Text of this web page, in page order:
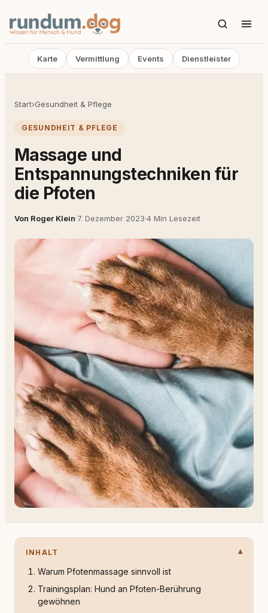
Karte Vermittlung Events Dienstleister
Start›Gesundheit & Pflege
GESUNDHEIT & PFLEGE
Massage und
Entspannungstechniken für
die Pfoten
Von Roger Klein·7. Dezember 2023·4 Min Lesezeit
INHALT
Warum Pfotenmassage sinnvoll ist
Trainingsplan: Hund an Pfoten-Berührung
gewöhnen